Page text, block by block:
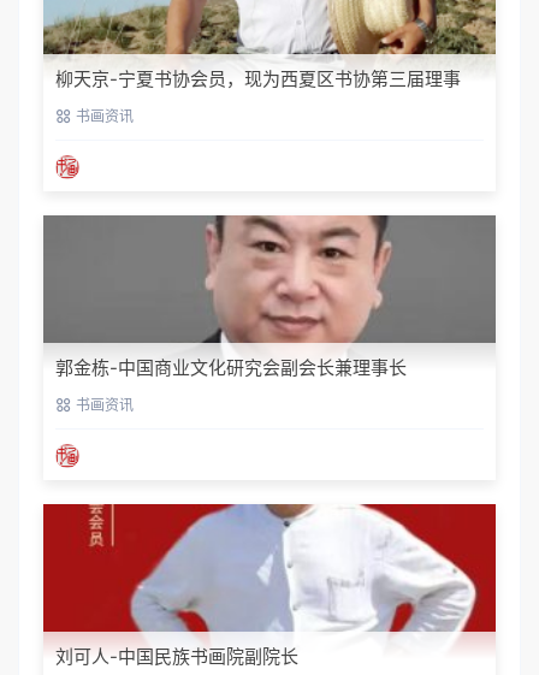
柳天京-宁夏书协会员，现为西夏区书协第三届理事
书画资讯
郭金栋-中国商业文化研究会副会长兼理事长
书画资讯
刘可人-中国民族书画院副院长